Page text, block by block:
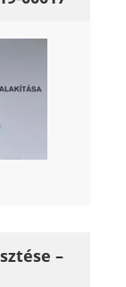
–